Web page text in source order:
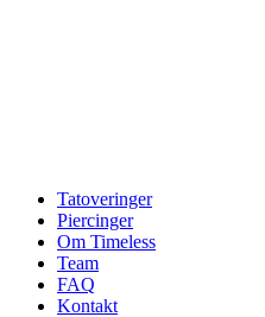
Tatoveringer
Piercinger
Om Timeless
Team
FAQ
Kontakt